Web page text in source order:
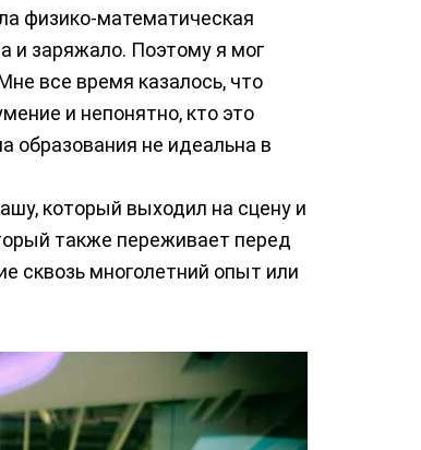
физико-математическая
и заряжало. Поэтому я мог
все время казалось, что
и непонятно, кто это
образования не идеальна в
который выходил на сцену и
также переживает перед
сквозь многолетний опыт или